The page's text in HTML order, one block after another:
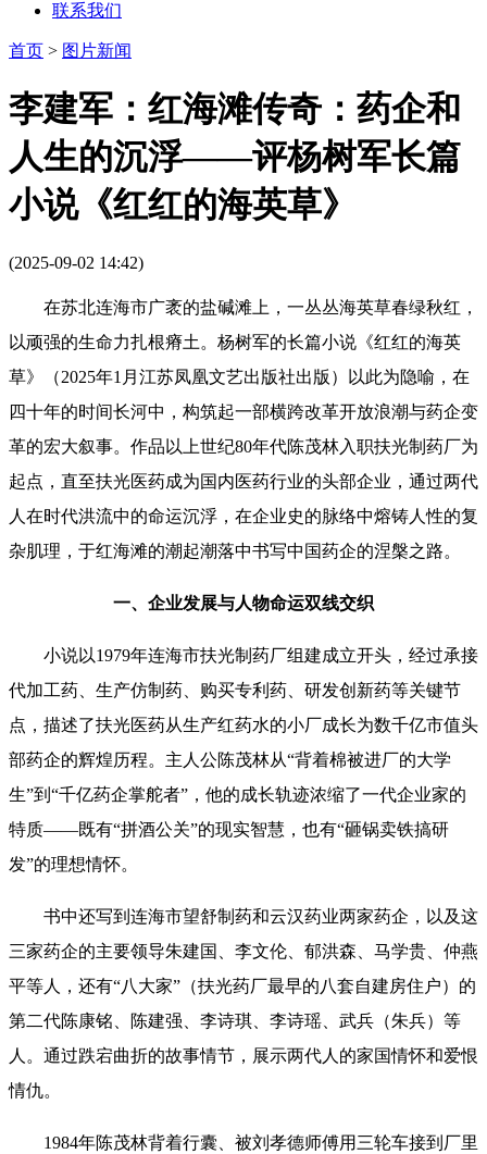
联系我们
首页 > 图片新闻
李建军：红海滩传奇：药企和
人生的沉浮——评杨树军长篇
小说《红红的海英草》
(2025-09-02 14:42)
在苏北连海市广袤的盐碱滩上，一丛丛海英草春绿秋红，
以顽强的生命力扎根瘠土。杨树军的长篇小说《红红的海英
草》（2025年1月江苏凤凰文艺出版社出版）以此为隐喻，在
四十年的时间长河中，构筑起一部横跨改革开放浪潮与药企变
革的宏大叙事。作品以上世纪80年代陈茂林入职扶光制药厂为
起点，直至扶光医药成为国内医药行业的头部企业，通过两代
人在时代洪流中的命运沉浮，在企业史的脉络中熔铸人性的复
杂肌理，于红海滩的潮起潮落中书写中国药企的涅槃之路。
一、企业发展与人物命运双线交织
小说以1979年连海市扶光制药厂组建成立开头，经过承接
代加工药、生产仿制药、购买专利药、研发创新药等关键节
点，描述了扶光医药从生产红药水的小厂成长为数千亿市值头
部药企的辉煌历程。主人公陈茂林从“背着棉被进厂的大学
生”到“千亿药企掌舵者”，他的成长轨迹浓缩了一代企业家的
特质——既有“拼酒公关”的现实智慧，也有“砸锅卖铁搞研
发”的理想情怀。
书中还写到连海市望舒制药和云汉药业两家药企，以及这
三家药企的主要领导朱建国、李文伦、郁洪森、马学贵、仲燕
平等人，还有“八大家”（扶光药厂最早的八套自建房住户）的
第二代陈康铭、陈建强、李诗琪、李诗瑶、武兵（朱兵）等
人。通过跌宕曲折的故事情节，展示两代人的家国情怀和爱恨
情仇。
1984年陈茂林背着行囊、被刘孝德师傅用三轮车接到厂里